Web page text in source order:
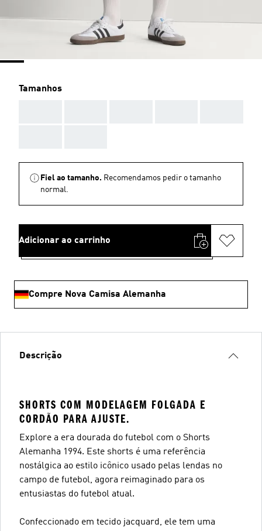
Tamanhos
Fiel ao tamanho. Recomendamos pedir o tamanho
normal.
Adicionar ao carrinho
Compre Nova Camisa Alemanha
Descrição
SHORTS COM MODELAGEM FOLGADA E
CORDÃO PARA AJUSTE.
Explore a era dourada do futebol com o Shorts
Alemanha 1994. Este shorts é uma referência
nostálgica ao estilo icônico usado pelas lendas no
campo de futebol, agora reimaginado para os
entusiastas do futebol atual.
Confeccionado em tecido jacquard, ele tem uma